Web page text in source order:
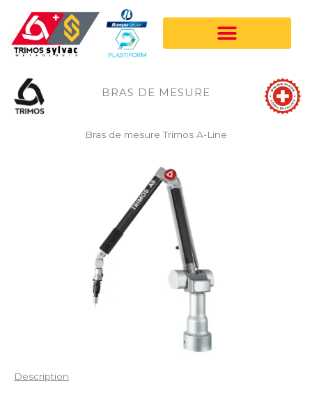
contenu
BRAS DE MESURE
Bras de mesure Trimos A-Line
Description